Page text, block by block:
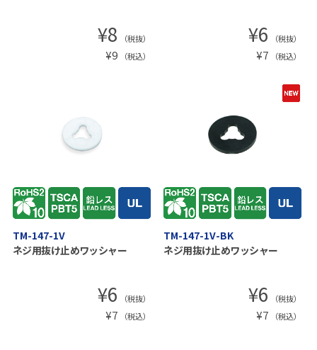
¥8 （税抜）
¥9 （税込）
¥6 （税抜）
¥7 （税込）
TM-147-1V
ネジ用抜け止めワッシャー
¥6 （税抜）
¥7 （税込）
TM-147-1V-BK
ネジ用抜け止めワッシャー
¥6 （税抜）
¥7 （税込）